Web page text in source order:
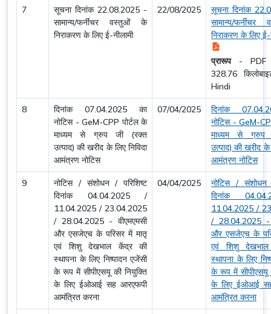
7
सूचना दिनांक 22.08.2025 -
सामान्य/फर्नीचर वस्तुओं के
निराकरण के लिए ई-नीलामी
22/08/2025
सूचना दिनांक
सामान्य/
निराकरण के लिए ई-
प्रारूप- PDF
328.76
Hindi
8
दिनांक 07.04.2025 का
नोटिस - GeM-CPP पोर्टल के
माध्यम से ग्रुप जी (रक्त
उत्पाद) की खरीद के लिए निविदा
आमंत्रण नोटिस
07/04/2025
दिनांक
नोटिस - GeM-
माध्यम से ग्रुप
उत्पाद) की खरीद के
आमंत्रण नोटिस
9
नोटिस / संशोधन / परिशिष्ट
दिनांक 04.04.2025 /
11.04.2025 / 23.04.2025
/ 28.04.2025 - वीएमएमसी
और एसजेएच के परिसर में मातृ
एवं शिशु देखभाल केंद्र की
स्थापना के लिए निष्पादन एजेंसी
के रूप में सीपीएसयू की नियुक्ति
के लिए ईओआई सह आरएफपी
आमंत्रित करना
04/04/2025
नोटिस / संशोधन
दिनांक
11.04.2025 /
/ 28.04.2025 -
और एसजेएच के
एवं शिशु
स्थापना के लिए
के रूप में सीपीएसयू
के लिए ईओआई
आमंत्रित करना